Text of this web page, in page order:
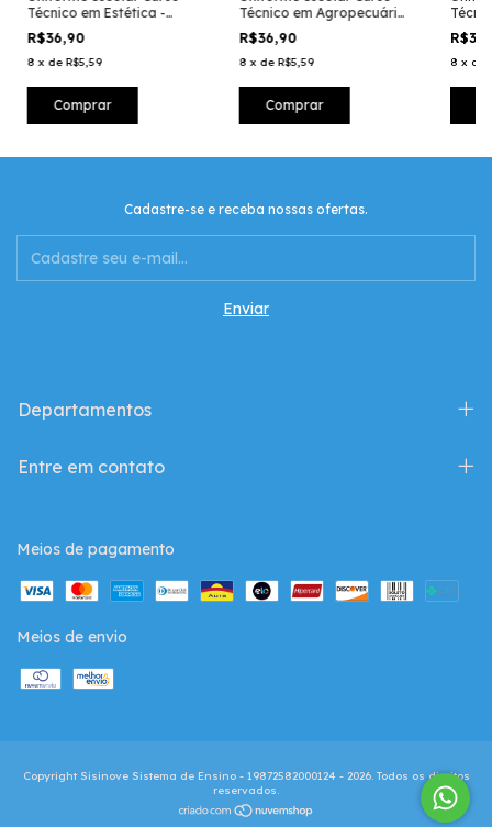
Técnico em Estética -
Feminino
R$36,90
8 x de R$5,59
Comprar
Técnico em Agropecuária
– Feminino
R$36,90
8 x de R$5,59
Comprar
–
8 x de
Cadastre-se e receba nossas ofertas.
Departamentos
Entre em contato
Meios de pagamento
Meios de envio
Copyright Sisinove Sistema de Ensino - 19872582000124 - 2026. Todos os direitos
reservados.